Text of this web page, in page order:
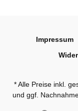
Impressum
* Alle Preise inkl.
und ggf.